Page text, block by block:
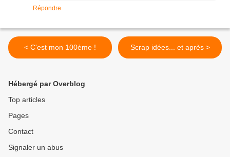
Répondre
< C'est mon 100ème ! Scrap idées... et après >
Hébergé par Overblog
Top articles
Pages
Contact
Signaler un abus